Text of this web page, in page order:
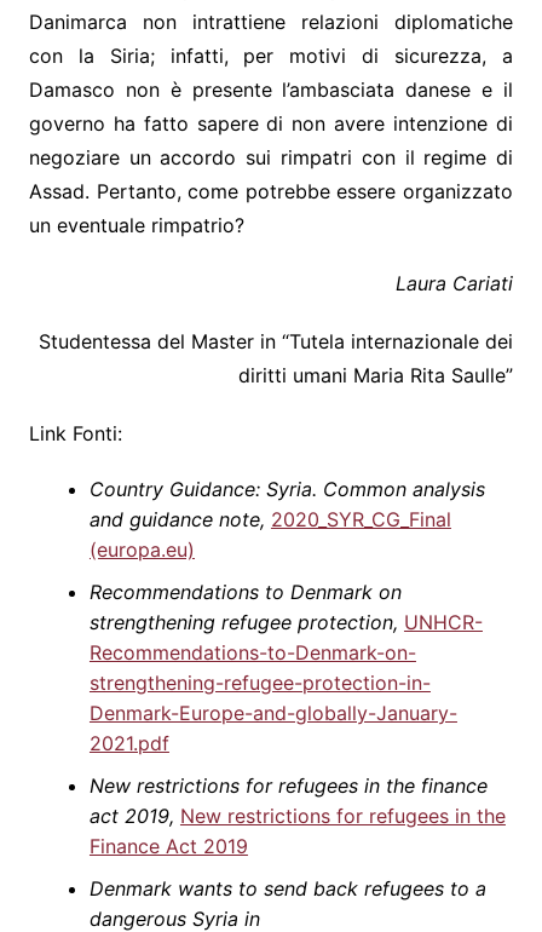
Danimarca non intrattiene relazioni diplomatiche
con la Siria; infatti, per motivi di sicurezza, a
Damasco non è presente l’ambasciata danese e il
governo ha fatto sapere di non avere intenzione di
negoziare un accordo sui rimpatri con il regime di
Assad. Pertanto, come potrebbe essere organizzato
un eventuale rimpatrio?
Laura Cariati
Studentessa del Master in “Tutela internazionale dei
diritti umani Maria Rita Saulle”
Link Fonti:
Country Guidance: Syria. Common analysis
and guidance note, 2020_SYR_CG_Final
(europa.eu)
Recommendations to Denmark on
strengthening refugee protection, UNHCR-
Recommendations-to-Denmark-on-
strengthening-refugee-protection-in-
Denmark-Europe-and-globally-January-
2021.pdf
New restrictions for refugees in the finance
act 2019, New restrictions for refugees in the
Finance Act 2019
Denmark wants to send back refugees to a
dangerous Syria in